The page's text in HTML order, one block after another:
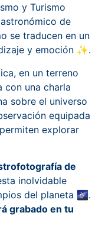
y Turismo
de
se traducen en un
y emoción ✨.
en un terreno
con una charla
sobre el universo
equipada
explorar
de
inolvidable
del planeta 🌌.
grabado en tu